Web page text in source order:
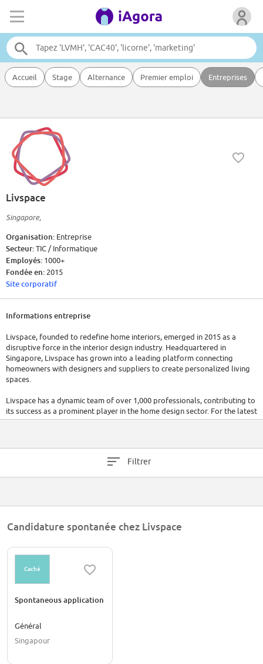
Accueil Stage Alternance Premier emploi Entreprises
Livspace
Singapore,
Organisation: Entreprise
Secteur:TIC / Informatique
Employés: 1000+
Fondée en: 2015
Site corporatif
Informations entreprise
Livspace, founded to redefine home interiors, emerged in 2015 as a
disruptive force in the interior design industry. Headquartered in
Singapore, Livspace has grown into a leading platform connecting
homeowners with designers and suppliers to create personalized living
spaces.
Livspace has a dynamic team of over 1,000 professionals, contributing to
its success as a prominent player in the home design sector. For the latest
financial insights, direct access to the company's reports is
Filtrer
Candidature spontanée chez Livspace
Caché
Spontaneous application
Général
Singapour